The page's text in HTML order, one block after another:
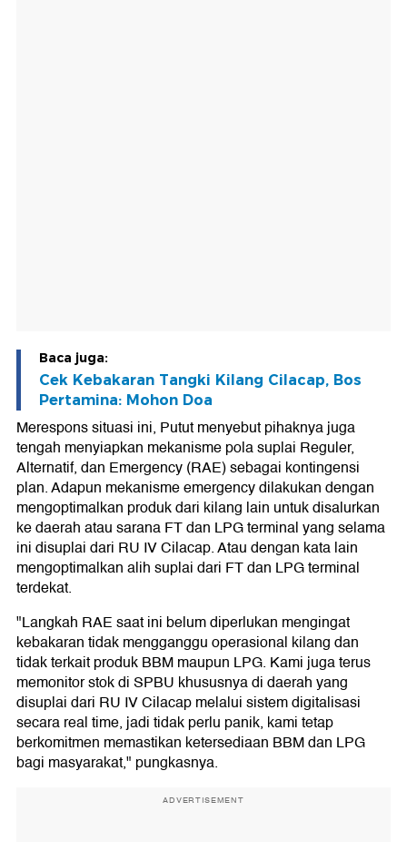
Baca juga:
Cek Kebakaran Tangki Kilang Cilacap, Bos
Pertamina: Mohon Doa
Merespons situasi ini, Putut menyebut pihaknya juga
tengah menyiapkan mekanisme pola suplai Reguler,
Alternatif, dan Emergency (RAE) sebagai kontingensi
plan. Adapun mekanisme emergency dilakukan dengan
mengoptimalkan produk dari kilang lain untuk disalurkan
ke daerah atau sarana FT dan LPG terminal yang selama
ini disuplai dari RU IV Cilacap. Atau dengan kata lain
mengoptimalkan alih suplai dari FT dan LPG terminal
terdekat.
"Langkah RAE saat ini belum diperlukan mengingat
kebakaran tidak mengganggu operasional kilang dan
tidak terkait produk BBM maupun LPG. Kami juga terus
memonitor stok di SPBU khususnya di daerah yang
disuplai dari RU IV Cilacap melalui sistem digitalisasi
secara real time, jadi tidak perlu panik, kami tetap
berkomitmen memastikan ketersediaan BBM dan LPG
bagi masyarakat," pungkasnya.
ADVERTISEMENT